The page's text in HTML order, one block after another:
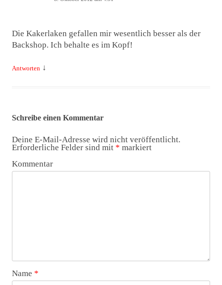
Die Kakerlaken gefallen mir wesentlich besser als der
Backshop. Ich behalte es im Kopf!
Antworten ↓
Schreibe einen Kommentar
Deine E-Mail-Adresse wird nicht veröffentlicht.
Erforderliche Felder sind mit * markiert
Kommentar
Name *